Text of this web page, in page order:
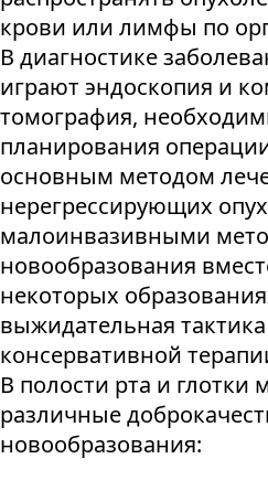
крови или лимфы по
В диагностике
играют эндоскопия и
томография,
планирования
основным методом
нерегрессирующих
малоинвазивными
новообразования
некоторых
выжидательная
консервативной
В полости рта и глотки
различные
новообразования: